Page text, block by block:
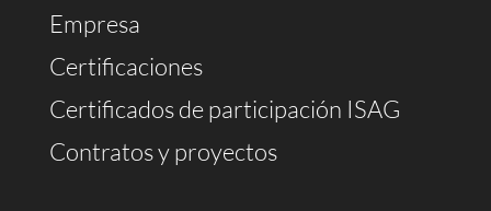
Empresa
Certificaciones
Certificados de participación ISAG
Contratos y proyectos